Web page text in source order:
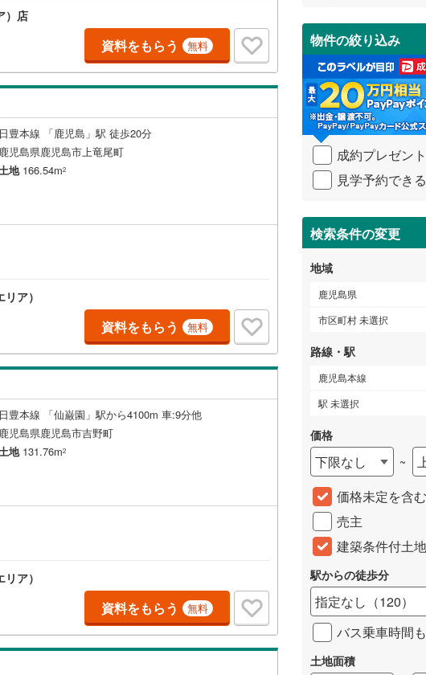
）店
資料をもらう 無料
日豊本線 「鹿児島」駅 徒歩20分
鹿児島県鹿児島市上竜尾町
土地166.54m2
ア）
資料をもらう 無料
日豊本線 「仙巌園」駅から4100m 車:9分他
鹿児島県鹿児島市吉野町
土地131.76m2
ア）
資料をもらう 無料
受
け
取
る
・
条
件
を
イ
ペ
ジ
に
保
存
す
る
物件の絞り込み
成約プレゼン
見学予約でき
検索条件の変更
地域
鹿児島県
市区町村 未選択
路線・駅
鹿児島本線
駅 未選択
価格
下限なし ~
価格未定を含む
売主
建築条件付土
駅からの徒歩分
指定なし （120）
バス乗車時間
土地面積